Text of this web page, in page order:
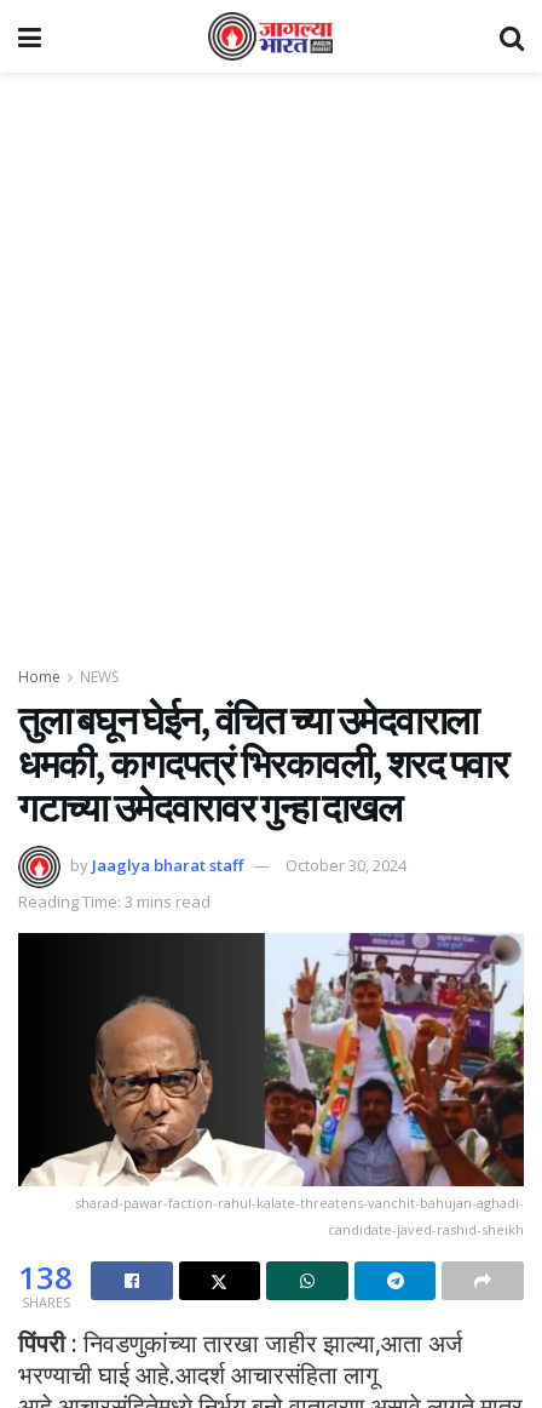
Home NEWS
तुला बघून घेईन, वंचित च्या उमेदवाराला
धमकी, कागदपत्रं भिरकावली, शरद पवार
गटाच्या उमेदवारावर गुन्हा दाखल
by Jaaglya bharat staff
October 30, 2024
Reading Time: 3 mins read
sharad-pawar-faction-rahul-kalate-threatens-vanchit-bahujan-aghadi-
candidate-javed-rashid-sheikh
138
SHARES
पिंपरी :निवडणुकांच्या तारखा जाहीर झाल्या,आता अर्ज
भरण्याची घाई आहे.आदर्श आचारसंहिता लागू